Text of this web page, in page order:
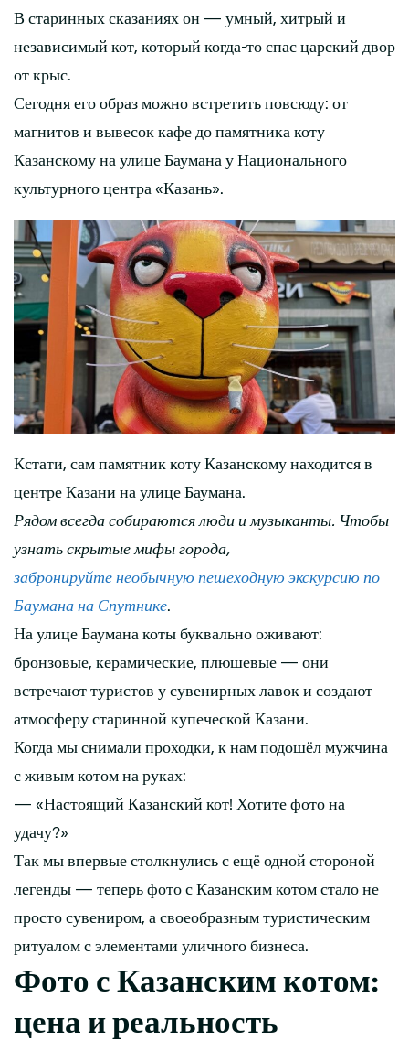
В старинных сказаниях он — умный, хитрый и
независимый кот, который когда-то спас царский двор
от крыс.
Сегодня его образ можно встретить повсюду: от
магнитов и вывесок кафе до памятника коту
Казанскому на улице Баумана у Национального
культурного центра «Казань».
Кстати, сам памятник коту Казанскому находится в
центре Казани на улице Баумана.
Рядом всегда собираются люди и музыканты. Чтобы
узнать скрытые мифы города,
забронируйте необычную пешеходную экскурсию по
Баумана на Спутнике.
На улице Баумана коты буквально оживают:
бронзовые, керамические, плюшевые — они
встречают туристов у сувенирных лавок и создают
атмосферу старинной купеческой Казани.
Когда мы снимали проходки, к нам подошёл мужчина
с живым котом на руках:
— «Настоящий Казанский кот! Хотите фото на
удачу?»
Так мы впервые столкнулись с ещё одной стороной
легенды — теперь фото с Казанским котом стало не
просто сувениром, а своеобразным туристическим
ритуалом с элементами уличного бизнеса.
Фото с Казанским котом:
цена и реальность